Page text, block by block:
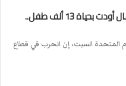
الأمم المتحدة: حرب غزة مدمرة للأطفال أودت بحياة 13 ألف طفل..
المتحدة السبت، إن الحرب في قطاع